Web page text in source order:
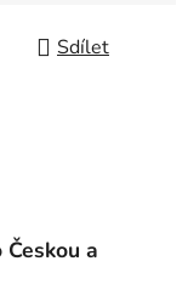
Sdílet
a